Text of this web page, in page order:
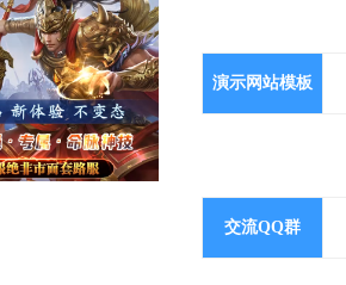
演示网站模板
交流QQ群